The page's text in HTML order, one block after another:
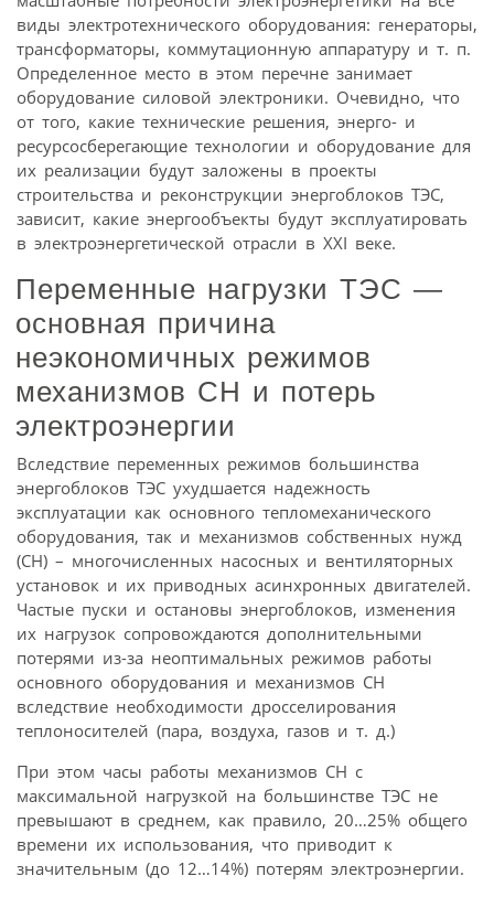
виды электротехнического оборудования: генераторы,
трансформаторы, коммутационную аппаратуру и т. п.
Определенное место в этом перечне занимает
оборудование силовой электроники. Очевидно, что
от того, какие технические решения, энерго- и
ресурсосберегающие технологии и оборудование для
их реализации будут заложены в проекты
строительства и реконструкции энергоблоков ТЭС,
зависит, какие энергообъекты будут эксплуатировать
в электроэнергетической отрасли в XXI веке.
Переменные нагрузки ТЭС —
основная причина
неэкономичных режимов
механизмов СН и потерь
электроэнергии
Вследствие переменных режимов большинства
энергоблоков ТЭС ухудшается надежность
эксплуатации как основного тепломеханического
оборудования, так и механизмов собственных нужд
(СН) – многочисленных насосных и вентиляторных
установок и их приводных асинхронных двигателей.
Частые пуски и остановы энергоблоков, изменения
их нагрузок сопровождаются дополнительными
потерями из-за неоптимальных режимов работы
основного оборудования и механизмов СН
вследствие необходимости дросселирования
теплоносителей (пара, воздуха, газов и т. д.)
При этом часы работы механизмов СН с
максимальной нагрузкой на большинстве ТЭС не
превышают в среднем, как правило, 20…25% общего
времени их использования, что приводит к
значительным (до 12…14%) потерям электроэнергии.